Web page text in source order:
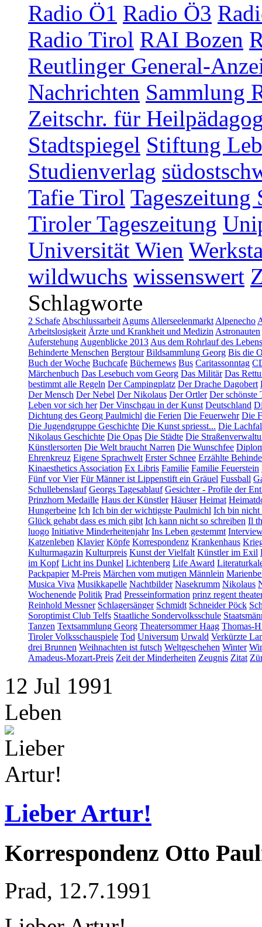
Radio Ö1 Radio Ö3
Radio Tirol RAI Bozen
Reutlinger General-
Nachrichten Sammlung
Zeitschr. für
Stadtspiegel Stiftung
Studienverlag
Tafie Tirol Tageszeitung
Tiroler Tageszeitung
Universität Wien
wildwuchs wissenswert
Schlagworte
2 Schafe Abschlussarbeit Agums Allerseelenmarkt Alpenecho
Arbeitslosigkeit Ärzte und Krankheit und Medizin Astronauten
Auferstehung Augenblicke 2013 Aus dem Rohrlauf des Lebens
Behinderte Menschen Bergtour Bildsammlung Georg Bis die
Buch der Woche Buchcafe Büchernews Bus Caritassonntag
Märchenbuch Das Lesebuch vom Georg Das Militär Das
bestimmt alle Regeln Der Campingplatz Der Drache Dagobert
Der Mensch Der Nebel Der Nikolaus Der Ortler Der schönste
Leben vor sich her Der Vinschgau in der Kunst Deutschland
Dichtung des Georg Paulmichl die Ferien Die Feuerwehr Die
Die Jugendgruppe Geschichte Die Kunst spriesst... Die
Nikolaus Geschichte Die Opas Die Städte Die
Künstlersorten Die Welt braucht Narren Die Wunschfee
Ehrenkreuz Eigene Sprachwelt Erster Schnee Erzählte
Kinaesthetics Association Ex Libris Familie Familie Feuerstein
Fünf vor Vier Für Männer ist Lippenstift ein Gräuel Fussball
Schullebenslauf Georgs Tagesablauf Gesichter - Profile der
Prinzhorn Medaille Haus der Künstler Häuser Heimat
Hungerbeine Ich Ich bin der wichtigste Paulmichl Ich bin nicht
Glück gehabt dass es mich gibt Ich kann nicht so schreiben Il
luogo Initiative Minderheitenjahr Ins Leben gestemmt
Katzenleben Klavier Köpfe Korrespondenz Krankenhaus
Kulturmagazin Kulturpreis Kunst der Vielfalt Künstler im Exil
im Kopf Licht ins Dunkel Lichtenberg Life Award
Packpapier M-Preis Märchen vom mutigen Männlein
Musica Viva Musikkapelle Nachtbilder Nasekrumm Nikolaus
Wochenende Politik Prad Presseinformation prinz regent
Reinhold Messner Schlagersänger Schmidt Schneider Pöck
Soroptimist Club Telfs Staatliche Sondervolksschule
Tanzen Textsammlung Georg Theatersommer Haag Thomas-
Tiroler Volksschauspiele Tod Universum Urwald Verkürzte
drei Brunnen Weihnachten ist futsch Weltgeschehen Winter
Amadeus-Mozart-Preis Zeit der Minderheiten Zeugnis Zitat
12 Jul 1991
Leben
Lieber Artur!
Korrespondenz Otto
Prad, 12.7.1991